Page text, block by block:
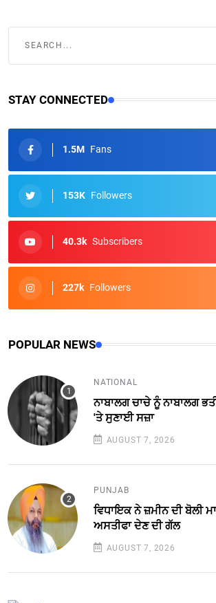
STAY CONNECTED
1.5M Fans
153K Followers
40.3k Subscribers
227k Followers
POPULAR NEWS
NATIONAL
ਨਾਬਾਲਗ ਚਾਚੇ ਨੂੰ ਨਾਬਾਲਗ
'ਤੇ ਸੁਣਾਈ ਸਜ਼ਾ
AUGUST 7, 2026
PUNJAB
ਵਿਧਾਇਕ ਨੇ ਜ਼ਮੀਨ ਦੀ ਬੋਲੀ
ਅਸਤੀਫਾ ਦੇਣ ਦੀ ਗੱਲ
AUGUST 7, 2026